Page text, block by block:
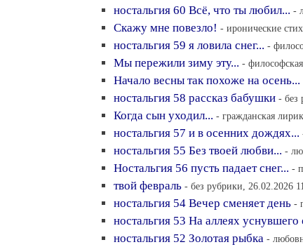
ностальгия 60 Всё, что ты любил... -
Скажу мне повезло! - иронические
ностальгия 59 я ловила снег... -
Мы пережили зиму эту... -
Начало весны так похоже на осень...
ностальгия 58 рассказ бабушки - без
Когда сын уходил... - гражданская
ностальгия 57 и в осенних дождях...
ностальгия 55 Без твоей любви... -
Ностальгия 56 пусть падает снег... -
твой февраль - без рубрики, 26.02.2026
ностальгия 54 Вечер сменяет день -
ностальгия 53 На аллеях уснувшего
ностальгия 52 Золотая рыбка -